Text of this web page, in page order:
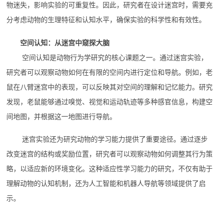
物迷失，影响实验的可重复性。因此，研究者在设计迷宫时，需要充
分考虑动物的生理特征和认知水平，确保实验的科学性和有效性。
空间认知：从迷宫中窥探大脑
空间认知是动物行为学研究的核心课题之一。通过迷宫实验，
研究者可以观察动物如何在有限的空间内进行定位和导航。例如，老
鼠在八臂迷宫中的表现，可以反映其对空间的理解和记忆能力。研究
发现，老鼠能够通过嗅觉、视觉和运动轨迹等多种感官信息，构建空
间地图，并根据这一地图进行导航。
迷宫实验还为研究动物的学习能力提供了重要途径。通过逐步
改变迷宫的结构或奖励位置，研究者可以观察动物如何调整其行为策
略，以适应新的环境变化。这种适应性学习能力的研究，不仅有助于
理解动物的认知机制，还为人工智能和机器人导航等领域提供了启
示。